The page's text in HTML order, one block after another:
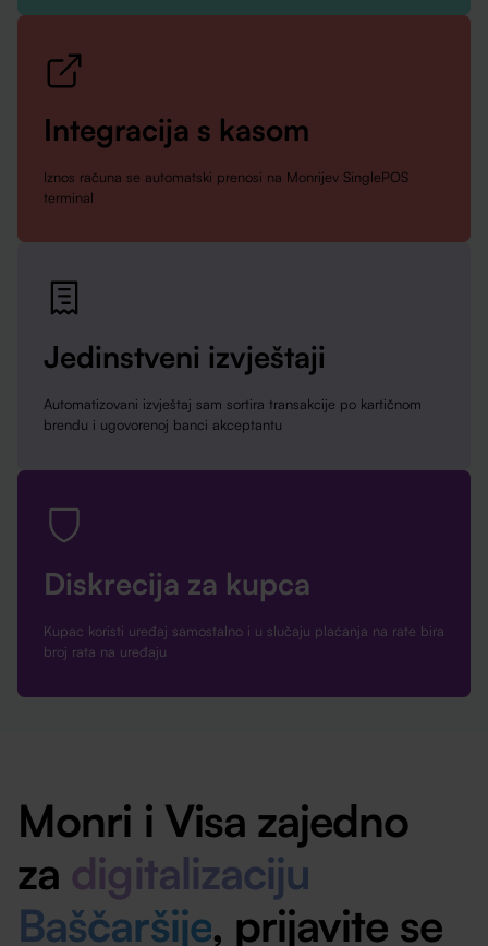
Integracija s kasom
Iznos računa se automatski prenosi na Monrijev SinglePOS
terminal
Jedinstveni izvještaji
Automatizovani izvještaj sam sortira transakcije po kartičnom
brendu i ugovorenoj banci akceptantu
Diskrecija za kupca
Kupac koristi uređaj samostalno i u slučaju plaćanja na rate bira
broj rata na uređaju
Monri i Visa zajedno
za digitalizaciju
Baščaršije, prijavite se